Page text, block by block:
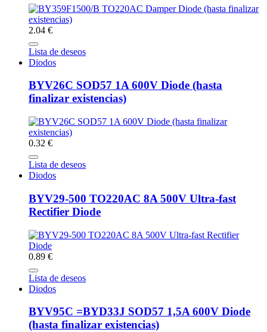
2.04 €
Lista de deseos
Diodos
BYV26C SOD57 1A 600V Diode (hasta
finalizar existencias)
0.32 €
Lista de deseos
Diodos
BYV29-500 TO220AC 8A 500V Ultra-fast
Rectifier Diode
0.89 €
Lista de deseos
Diodos
BYV95C =BYD33J SOD57 1,5A 600V Diode
(hasta finalizar existencias)